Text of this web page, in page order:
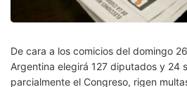
De cara a los comicios del domingo
Argentina elegirá 127 diputados y 24
parcialmente el Congreso, rigen